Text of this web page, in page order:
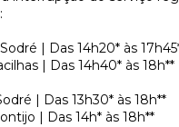
| Das 14h20* às
| Das 14h40* às 18h**
| Das 13h30* às 18h**
| Das 14h* às 18h**